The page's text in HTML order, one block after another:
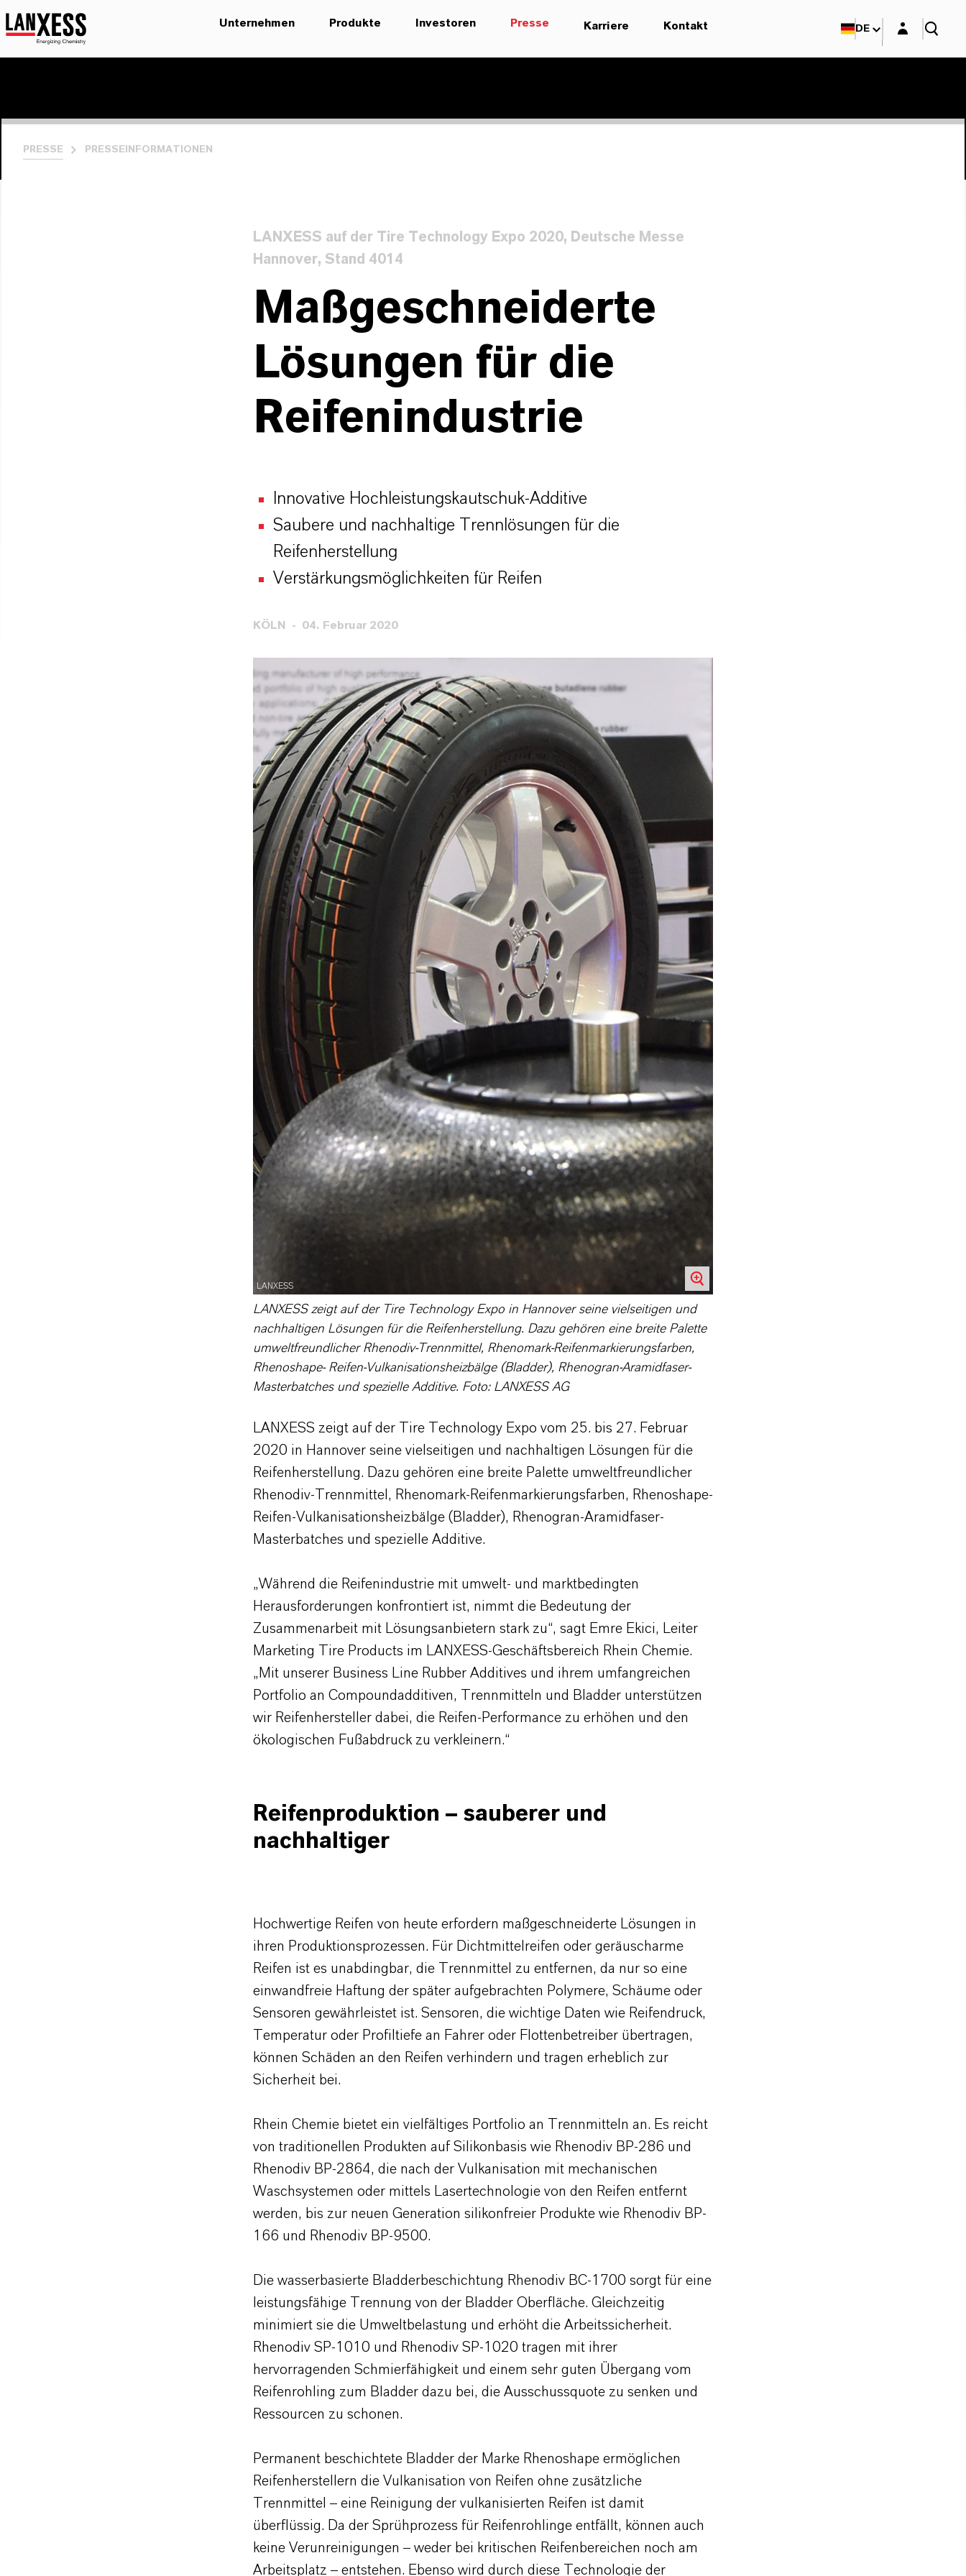
Unternehmen Produkte Investoren Presse Karriere Kontakt DE Login-Maske
PRESSE PRESSEINFORMATIONEN
LANXESS auf der Tire Technology Expo 2020, Deutsche Messe
Hannover, Stand 4014
Maßgeschneiderte
Lösungen für die
Reifenindustrie
Innovative Hochleistungskautschuk-Additive
Saubere und nachhaltige Trennlösungen für die
Reifenherstellung
Verstärkungsmöglichkeiten für Reifen
KÖLN 04. Februar 2020
LANXESS
LANXESS zeigt auf der Tire Technology Expo in Hannover seine vielseitigen und
nachhaltigen Lösungen für die Reifenherstellung. Dazu gehören eine breite Palette
umweltfreundlicher Rhenodiv-Trennmittel, Rhenomark-Reifenmarkierungsfarben,
Rhenoshape- Reifen-Vulkanisationsheizbälge (Bladder), Rhenogran-Aramidfaser-
Masterbatches und spezielle Additive. Foto: LANXESS AG
LANXESS zeigt auf der Tire Technology Expo vom 25. bis 27. Februar
2020 in Hannover seine vielseitigen und nachhaltigen Lösungen für die
Reifenherstellung. Dazu gehören eine breite Palette umweltfreundlicher
Rhenodiv-Trennmittel, Rhenomark-Reifenmarkierungsfarben, Rhenoshape-
Reifen-Vulkanisationsheizbälge (Bladder), Rhenogran-Aramidfaser-
Masterbatches und spezielle Additive.
„Während die Reifenindustrie mit umwelt- und marktbedingten
Herausforderungen konfrontiert ist, nimmt die Bedeutung der
Zusammenarbeit mit Lösungsanbietern stark zu“, sagt Emre Ekici, Leiter
Marketing Tire Products im LANXESS-Geschäftsbereich Rhein Chemie.
„Mit unserer Business Line Rubber Additives und ihrem umfangreichen
Portfolio an Compoundadditiven, Trennmitteln und Bladder unterstützen
wir Reifenhersteller dabei, die Reifen-Performance zu erhöhen und den
ökologischen Fußabdruck zu verkleinern.“
Reifenproduktion – sauberer und
nachhaltiger
Hochwertige Reifen von heute erfordern maßgeschneiderte Lösungen in
ihren Produktionsprozessen. Für Dichtmittelreifen oder geräuscharme
Reifen ist es unabdingbar, die Trennmittel zu entfernen, da nur so eine
einwandfreie Haftung der später aufgebrachten Polymere, Schäume oder
Sensoren gewährleistet ist. Sensoren, die wichtige Daten wie Reifendruck,
Temperatur oder Profiltiefe an Fahrer oder Flottenbetreiber übertragen,
können Schäden an den Reifen verhindern und tragen erheblich zur
Sicherheit bei.
Rhein Chemie bietet ein vielfältiges Portfolio an Trennmitteln an. Es reicht
von traditionellen Produkten auf Silikonbasis wie Rhenodiv BP-286 und
Rhenodiv BP-2864, die nach der Vulkanisation mit mechanischen
Waschsystemen oder mittels Lasertechnologie von den Reifen entfernt
werden, bis zur neuen Generation silikonfreier Produkte wie Rhenodiv BP-
166 und Rhenodiv BP-9500.
Die wasserbasierte Bladderbeschichtung Rhenodiv BC-1700 sorgt für eine
leistungsfähige Trennung von der Bladder Oberfläche. Gleichzeitig
minimiert sie die Umweltbelastung und erhöht die Arbeitssicherheit.
Rhenodiv SP-1010 und Rhenodiv SP-1020 tragen mit ihrer
hervorragenden Schmierfähigkeit und einem sehr guten Übergang vom
Reifenrohling zum Bladder dazu bei, die Ausschussquote zu senken und
Ressourcen zu schonen.
Permanent beschichtete Bladder der Marke Rhenoshape ermöglichen
Reifenherstellern die Vulkanisation von Reifen ohne zusätzliche
Trennmittel – eine Reinigung der vulkanisierten Reifen ist damit
überflüssig. Da der Sprühprozess für Reifenrohlinge entfällt, können auch
keine Verunreinigungen – weder bei kritischen Reifenbereichen noch am
Arbeitsplatz – entstehen. Ebenso wird durch diese Technologie der